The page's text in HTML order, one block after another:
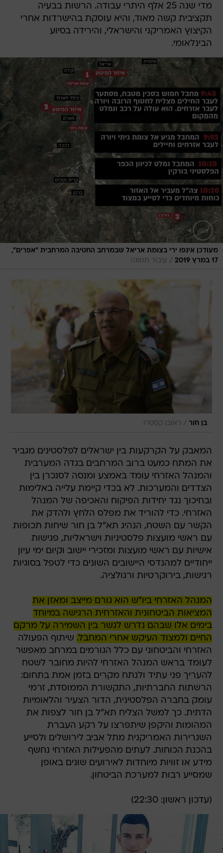
מדי שנה 25 אלף היתרי עבודה. הרשות בבעיה
תקציבית קשה מאוד, והיא עוסקת בהישרדות אחרי
הקיצוץ האמריקני והישראלי, והירידה בסיוע
הבינלאומי.
מעודכן אינפו ירי בצומת אריאל שבמרחב החטיבה המרחבית "אפרים",
17 במרץ 2019
/ עיבוד תמונה
בן חור / ראובן קסטרו
המאבק על הקרקעות בין ישראלים לפלסטינים מגביר
את המתח כמעט ברוב המרחבים בגדה המערבית
והמנהל האזרחי עומד באמצע ומנסה לסנכרן בין
הצדדים והמערכות. לא בכדי קיימת עלייה באלימות
ובחיכוך נגד יחידות הפיקוח והאכיפה של המנהל
האזרחי. כדי להוריד את מפלס הלחץ ולהדק את
הקשר עם השטח, הנהיג תא"ל בן חור שיחות תכופות
עם ראשי מועצות פלסטיניות וישראליות, פגישות
אישיות עם ראשי מועצות ומזכירי יישוב וקיום ימי עיון
ייחודיים למהנדסי היישובים השונים כדי לטפל בסוגיות
רגישות, בירוקרטיות ורגולציה.
המנהל האזרחי ביו"ש הוא גורם מייצב ומאזן את
המציאות הביטחונית והאזרחית הרגישה במיוחד
בימים אלו שבהם נדרש לגשר בין השמירה על מרקם
החיים ולמצוד העיקש אחרי המחבל. שיתוף הפעולה
האזרחי והביטחוני עם כלל הגורמים במרחב מאפשר
לעומד בראש המנהל האזרחי להיות מחובר לשטח
להעריך פני עתיד ולנתח מקרים בזמן אמת בתחום:
הרשתות החברתיות, התקשורת הממוסדת, זרמי
עומק בחברה הפלסטינית, הדור הצעיר והלאומיות
הדתית. כך למשל הצליח תא"ל בן חור לצפות את
המהומות והיקפן שיתפרצו על רקע העברת
השגרירות האמריקנית מתל אביב לירושלים ולסייע
בהכנת הכוחות. לעתים מהפעילות האזרחי נחשף
מידע או זוויות מיוחדות לאירועים שונים באופן
שמסייע רבות למערכת הביטחון.
(עדכון ראשון: 22:30)